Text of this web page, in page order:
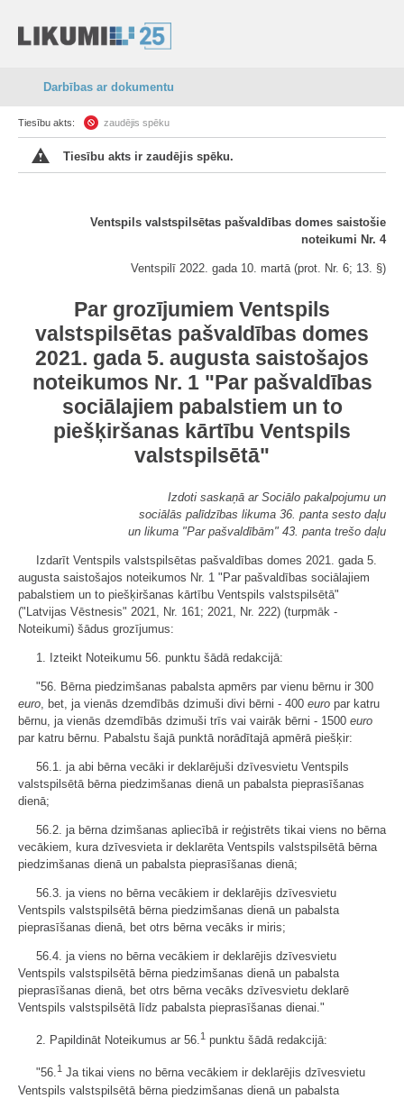
Darbības ar dokumentu
Tiesību akts: zaudējis spēku
Tiesību akts ir zaudējis spēku.
Ventspils valstspilsētas pašvaldības domes saistošie
noteikumi Nr. 4
Ventspilī 2022. gada 10. martā (prot. Nr. 6; 13. §)
Par grozījumiem Ventspils
valstspilsētas pašvaldības domes
2021. gada 5. augusta saistošajos
noteikumos Nr. 1 "Par pašvaldības
sociālajiem pabalstiem un to
piešķiršanas kārtību Ventspils
valstspilsētā"
Izdoti saskaņā ar Sociālo pakalpojumu un
sociālās palīdzības likuma 36. panta sesto daļu
un likuma "Par pašvaldībām" 43. panta trešo daļu
Izdarīt Ventspils valstspilsētas pašvaldības domes 2021. gada 5.
augusta saistošajos noteikumos Nr. 1 "Par pašvaldības sociālajiem
pabalstiem un to piešķiršanas kārtību Ventspils valstspilsētā"
("Latvijas Vēstnesis" 2021, Nr. 161; 2021, Nr. 222) (turpmāk -
Noteikumi) šādus grozījumus:
1. Izteikt Noteikumu 56. punktu šādā redakcijā:
"56. Bērna piedzimšanas pabalsta apmērs par vienu bērnu ir 300
euro, bet, ja vienās dzemdībās dzimuši divi bērni - 400 euro par katru
bērnu, ja vienās dzemdībās dzimuši trīs vai vairāk bērni - 1500 euro
par katru bērnu. Pabalstu šajā punktā norādītajā apmērā piešķir:
56.1. ja abi bērna vecāki ir deklarējuši dzīvesvietu Ventspils
valstspilsētā bērna piedzimšanas dienā un pabalsta pieprasīšanas
dienā;
56.2. ja bērna dzimšanas apliecībā ir reģistrēts tikai viens no bērna
vecākiem, kura dzīvesvieta ir deklarēta Ventspils valstspilsētā bērna
piedzimšanas dienā un pabalsta pieprasīšanas dienā;
56.3. ja viens no bērna vecākiem ir deklarējis dzīvesvietu
Ventspils valstspilsētā bērna piedzimšanas dienā un pabalsta
pieprasīšanas dienā, bet otrs bērna vecāks ir miris;
56.4. ja viens no bērna vecākiem ir deklarējis dzīvesvietu
Ventspils valstspilsētā bērna piedzimšanas dienā un pabalsta
pieprasīšanas dienā, bet otrs bērna vecāks dzīvesvietu deklarē
Ventspils valstspilsētā līdz pabalsta pieprasīšanas dienai."
2. Papildināt Noteikumus ar 56.1 punktu šādā redakcijā:
"56.1 Ja tikai viens no bērna vecākiem ir deklarējis dzīvesvietu
Ventspils valstspilsētā bērna piedzimšanas dienā un pabalsta